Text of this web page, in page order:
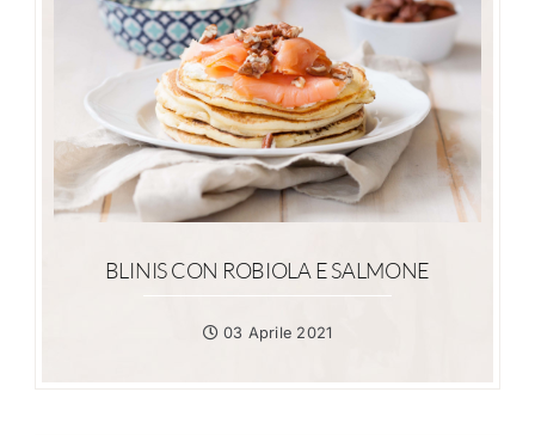
BLINIS CON ROBIOLA E SALMONE
03 Aprile 2021